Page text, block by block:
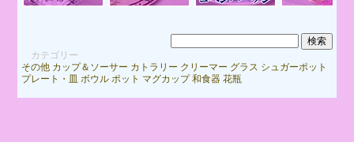
カテゴリー
その他 カップ＆ソーサー カトラリー クリーマー グラス シュガーポット
プレート・皿 ボウル ポット マグカップ 和食器 花瓶